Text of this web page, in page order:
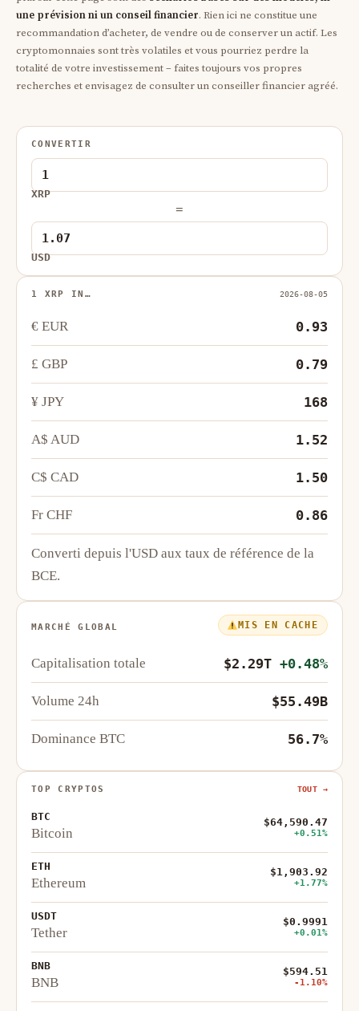
une prévision ni un conseil financier. Rien ici ne constitue une
recommandation d’acheter, de vendre ou de conserver un actif. Les
cryptomonnaies sont très volatiles et vous pourriez perdre la
totalité de votre investissement – faites toujours vos propres
recherches et envisagez de consulter un conseiller financier agréé.
CONVERTIR
XRP
=
USD
1 XRP IN… 2026-08-05
€ EUR 0.93
£ GBP 0.79
¥ JPY 168
A$ AUD 1.52
C$ CAD 1.50
Fr CHF 0.86
Converti depuis l'USD aux taux de référence de la
BCE.
MARCHÉ GLOBAL MIS EN CACHE
Capitalisation totale $2.29T +0.48%
Volume 24h $55.49B
Dominance BTC 56.7%
TOP CRYPTOS TOUT →
BTC
Bitcoin
$64,590.47
+0.51%
ETH
Ethereum
$1,903.92
+1.77%
USDT
Tether
$0.9991
+0.01%
BNB
BNB
$594.51
-1.10%